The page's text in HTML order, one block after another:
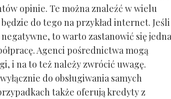
opinie. Te można znaleźć w wielu
do tego na przykład internet. Jeśli
to warto zastanowić się
Agenci pośrednictwa mogą
i na to też należy zwrócić uwagę.
do obsługiwania samych
także oferują kredyty z